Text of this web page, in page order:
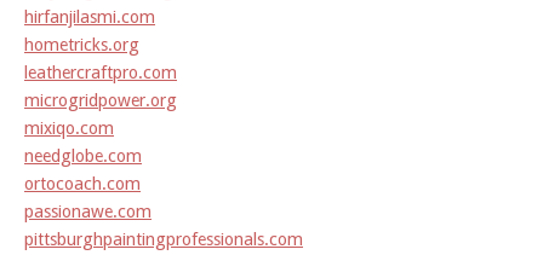
hirfanjilasmi.com
hometricks.org
leathercraftpro.com
microgridpower.org
mixiqo.com
needglobe.com
ortocoach.com
passionawe.com
pittsburghpaintingprofessionals.com